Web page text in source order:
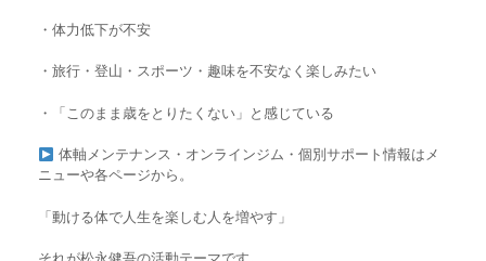
・ 体力低下が不安
・旅行・登山・スポーツ・趣味を不安なく楽しみたい
・「このまま歳をとりたくない」と感じている
体軸メンテナンス・オンラインジム・個別サポート情報はメ
ニューや各ページから。
「動ける体で人生を楽しむ人を増やす」